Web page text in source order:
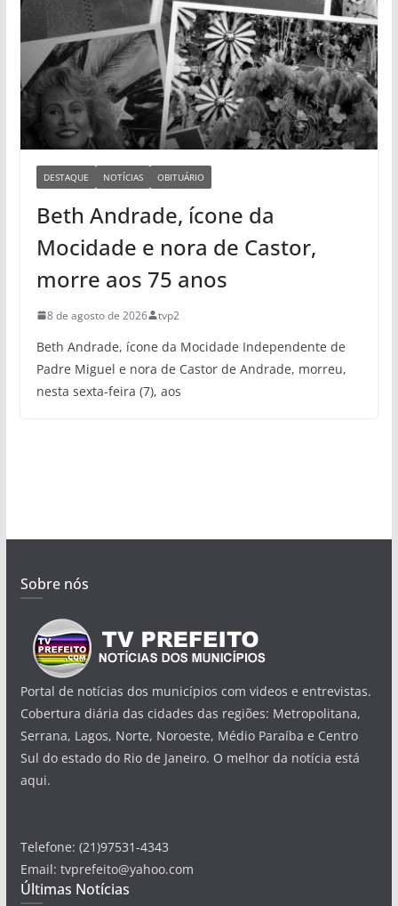
DESTAQUE NOTÍCIAS OBITUÁRIO
Beth Andrade, ícone da
Mocidade e nora de Castor,
morre aos 75 anos
8 de agosto de 2026 tvp2
Beth Andrade, ícone da Mocidade Independente de
Padre Miguel e nora de Castor de Andrade, morreu,
nesta sexta-feira (7), aos
Sobre nós
Portal de notícias dos municípios com videos e entrevistas.
Cobertura diária das cidades das regiões: Metropolitana,
Serrana, Lagos, Norte, Noroeste, Médio Paraíba e Centro
Sul do estado do Rio de Janeiro. O melhor da notícia está
aqui.
Telefone: (21)97531-4343
Email: tvprefeito@yahoo.com
Últimas Notícias